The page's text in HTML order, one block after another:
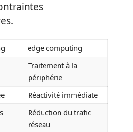
edge computing
Traitement à la
périphérie
Réactivité immédiate
Réduction du trafic
réseau